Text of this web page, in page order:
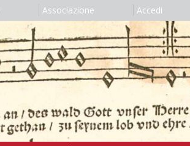
Associazione Accedi